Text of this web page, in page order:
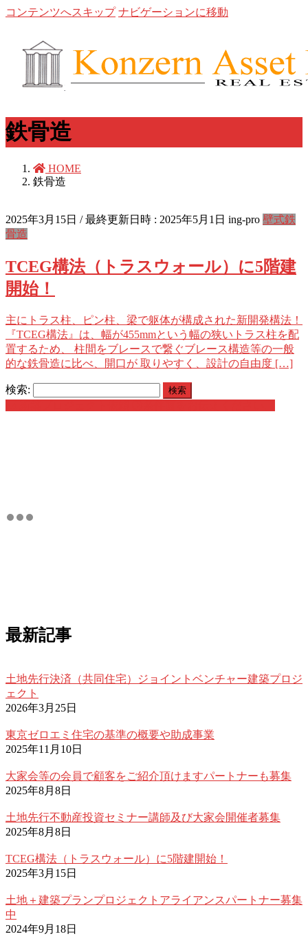
コンテンツへスキップ ナビゲーションに移動
鉄骨造
HOME
鉄骨造
2025年3月15日 / 最終更新日時 : 2025年5月1日 ing-pro 壁式鉄
骨造
TCEG構法（トラスウォール）に5階建
開始！
主にトラス柱、ピン柱、梁で躯体が構成された新開発構法！
『TCEG構法』は、幅が455mmという幅の狭いトラス柱を配
置するため、 柱間をブレースで繋ぐブレース構造等の一般
的な鉄骨造に比べ、開口が 取りやすく、設計の自由度 […]
検索:
最新記事
土地先行決済（共同住宅）ジョイントベンチャー建築プロジ
ェクト
2026年3月25日
東京ゼロエミ住宅の基準の概要や助成事業
2025年11月10日
大家会等の会員で顧客をご紹介頂けますパートナーも募集
2025年8月8日
土地先行不動産投資セミナー講師及び大家会開催者募集
2025年8月8日
TCEG構法（トラスウォール）に5階建開始！
2025年3月15日
土地＋建築プランプロジェクトアライアンスパートナー募集
中
2024年9月18日